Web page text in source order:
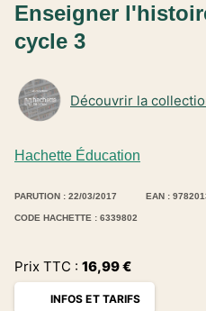
Hachette Éducation
Découvrir la
Enseigner
cycle 3
PARUTION : 22/03/2017 EAN :
CODE HACHETTE : 6339802
Prix TTC : 16,99€
INFOS ET TARIFS